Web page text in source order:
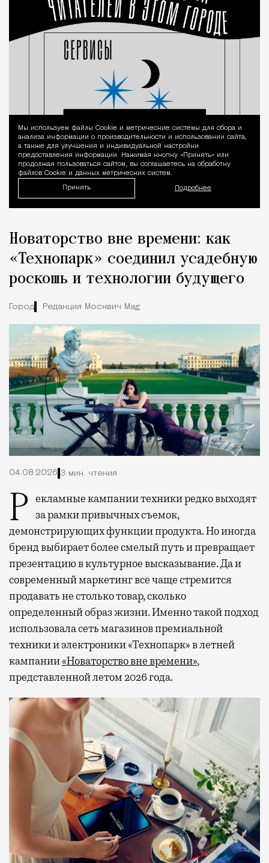
Уведомление
Мы используем файлы Сookie и метрические системы для сбора и
анализа информации о производительности и использовании сайта,
а также для улучшения и индивидуальной настройки
предоставления информации. Нажимая кнопку «Принять» или
продолжая пользоваться сайтом, вы соглашаетесь на обработку
файлов Cookie и данных метрических систем.
Принять Подробнее
Новаторство вне времени: как
«Технопарк» соединил усадебную
роскошь и технологии будущего
Город Редакция Москвич Mag
04.08.2026 3 мин. чтения
Рекламные кампании техники редко выходят
за рамки привычных съемок,
демонстрирующих функции продукта. Но иногда
бренд выбирает более смелый путь и превращает
презентацию в культурное высказывание. Да и
современный маркетинг все чаще стремится
продавать не столько товар, сколько
определенный образ жизни. Именно такой подход
использовала сеть магазинов премиальной
техники и электроники «Технопарк» в летней
кампании«Новаторство вне времени»,
представленной летом 2026 года.